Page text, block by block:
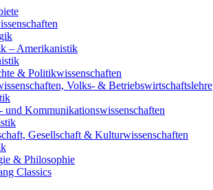
– Amerikanistik
& Politikwissenschaften
Volks- & Betriebswirtschaftslehre
und Kommunikationswissenschaften
Gesellschaft & Kulturwissenschaften
& Philosophie
Classics